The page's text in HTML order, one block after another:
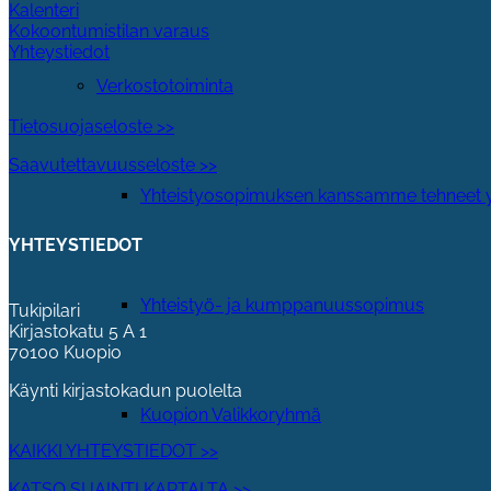
Verkostotoiminta
Yhteistyosopimuksen kanssamme tehneet
Yhteistyö- ja kumppanuussopimus
Kuopion Valikkoryhmä
Kalenteri
Kokoontumistilan varaus
Yhteystiedot
Tietosuojaseloste >>
Saavutettavuusseloste >>
YHTEYSTIEDOT
Tukipilari
Kirjastokatu 5 A 1
70100 Kuopio
Käynti kirjastokadun puolelta
KAIKKI YHTEYSTIEDOT >>